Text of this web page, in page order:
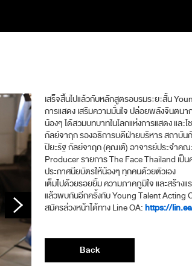
เสร็จสิ้นไปแล้วกับหลักสูตรอบรมระยะสั้น
การแสดง เสริมความมั่นใจ ปล่อยพลังจินตนา
น้องๆ ได้สวมบทบาทในโลกแห่งการแสดง แล
กัลย์จาฤก รองอธิการบดีฝ่ายบริหาร สถาบั
ปิยะรัฐ กัลย์จาฤก (คุณเต้) อาจารย์ประจำค
Producer รายการ The Face Thailand เป็
ประกาศนียบัตรให้น้องๆ ทุกคนด้วยตัวเอง
เต็มไปด้วยรอยยิ้ม ความภาคภูมิใจ และสร้าง
แล้วพบกันอีกครั้งกับ Young Talent Acting
สมัครล่วงหน้าได้ทาง Line OA:https://
Back